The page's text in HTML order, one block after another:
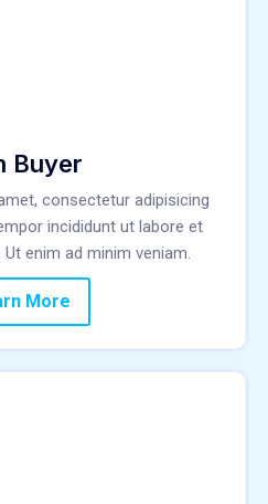
Buyer
consectetur adipisicing
incididunt ut labore et
enim ad minim veniam.
More